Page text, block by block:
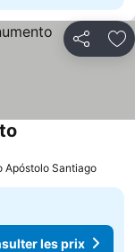
Partager
Apóstolo Santiago
les prix